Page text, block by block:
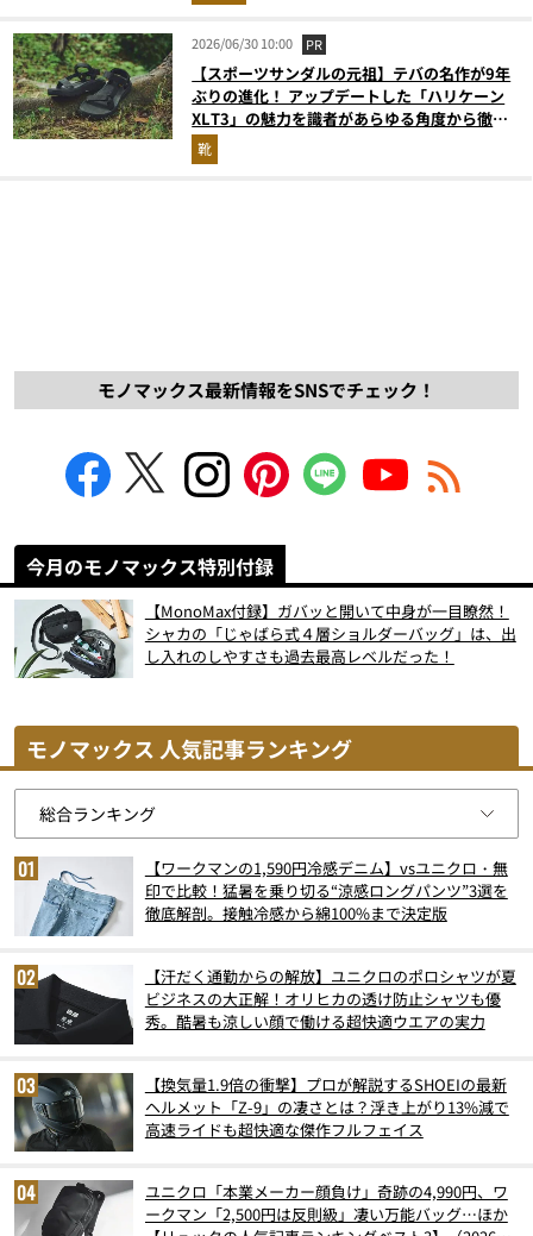
2026/06/30 10:00 PR
【スポーツサンダルの元祖】テバの名作が9年
ぶりの進化！ アップデートした「ハリケーン
XLT3」の魅力を識者があらゆる角度から徹底
解説！
靴
モノマックス最新情報をSNSでチェック！
今月のモノマックス特別付録
【MonoMax付録】ガバッと開いて中身が一目瞭然！
シャカの「じゃばら式４層ショルダーバッグ」は、出
し入れのしやすさも過去最高レベルだった！
モノマックス 人気記事ランキング
【ワークマンの1,590円冷感デニム】vsユニクロ・無
印で比較！猛暑を乗り切る“涼感ロングパンツ”3選を
徹底解剖。接触冷感から綿100%まで決定版
【汗だく通勤からの解放】ユニクロのポロシャツが夏
ビジネスの大正解！オリヒカの透け防止シャツも優
秀。酷暑も涼しい顔で働ける超快適ウエアの実力
【換気量1.9倍の衝撃】プロが解説するSHOEIの最新
ヘルメット「Z-9」の凄さとは？浮き上がり13%減で
高速ライドも超快適な傑作フルフェイス
ユニクロ「本業メーカー顔負け」奇跡の4,990円、ワ
ークマン「2,500円は反則級」凄い万能バッグ…ほか